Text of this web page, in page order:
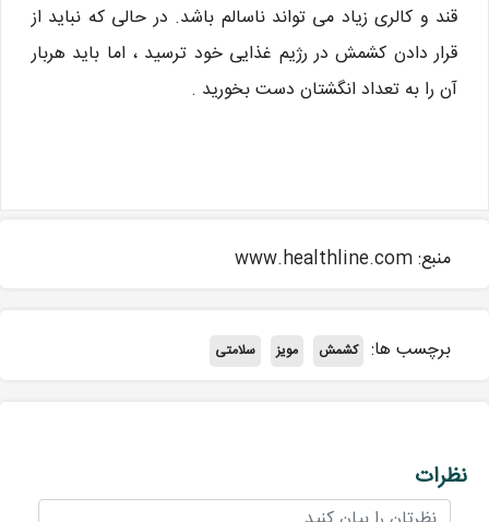
قند و کالری زیاد می تواند ناسالم باشد. در حالی که نباید از
قرار دادن کشمش در رژیم غذایی خود ترسید ، اما باید هربار
آن را به تعداد انگشتان دست بخورید .
منبع: www.healthline.com
برچسب ها: کشمش مویز سلامتی
نظرات